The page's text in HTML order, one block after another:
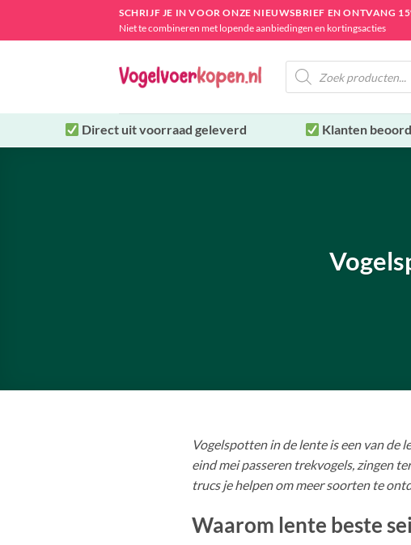
SCHRIJF JE IN VOOR ONZE NIEUWSBRIEF EN ONTVANG
Niet te combineren met lopende aanbiedingen en kortingsacties
Producten
zoeken
Direct uitvoorraad geleverd Klanten
Vogelspotten in de lente is een van
eind mei passeren trekvogels, zingen
trucs je helpen om meer soorten te
Waarom lente beste